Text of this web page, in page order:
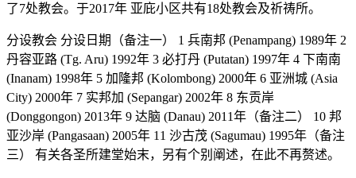
了7处教会。于2017年 亚庇小区共有18处教会及祈祷所。
分设教会 分设日期（备注一） 1 兵南邦 (Penampang) 1989年 2
丹容亚路 (Tg. Aru) 1992年 3 必打丹 (Putatan) 1997年 4 下南南
(Inanam) 1998年 5 加隆邦 (Kolombong) 2000年 6 亚洲城 (Asia
City) 2000年 7 实邦加 (Sepangar) 2002年 8 东贡岸
(Donggongon) 2013年 9 达脑 (Danau) 2011年（备注二） 10 邦
亚沙岸 (Pangasaan) 2005年 11 沙古茂 (Sagumau) 1995年（备注
三） 有关各圣所建堂始末，另有个别阐述，在此不再赘述。